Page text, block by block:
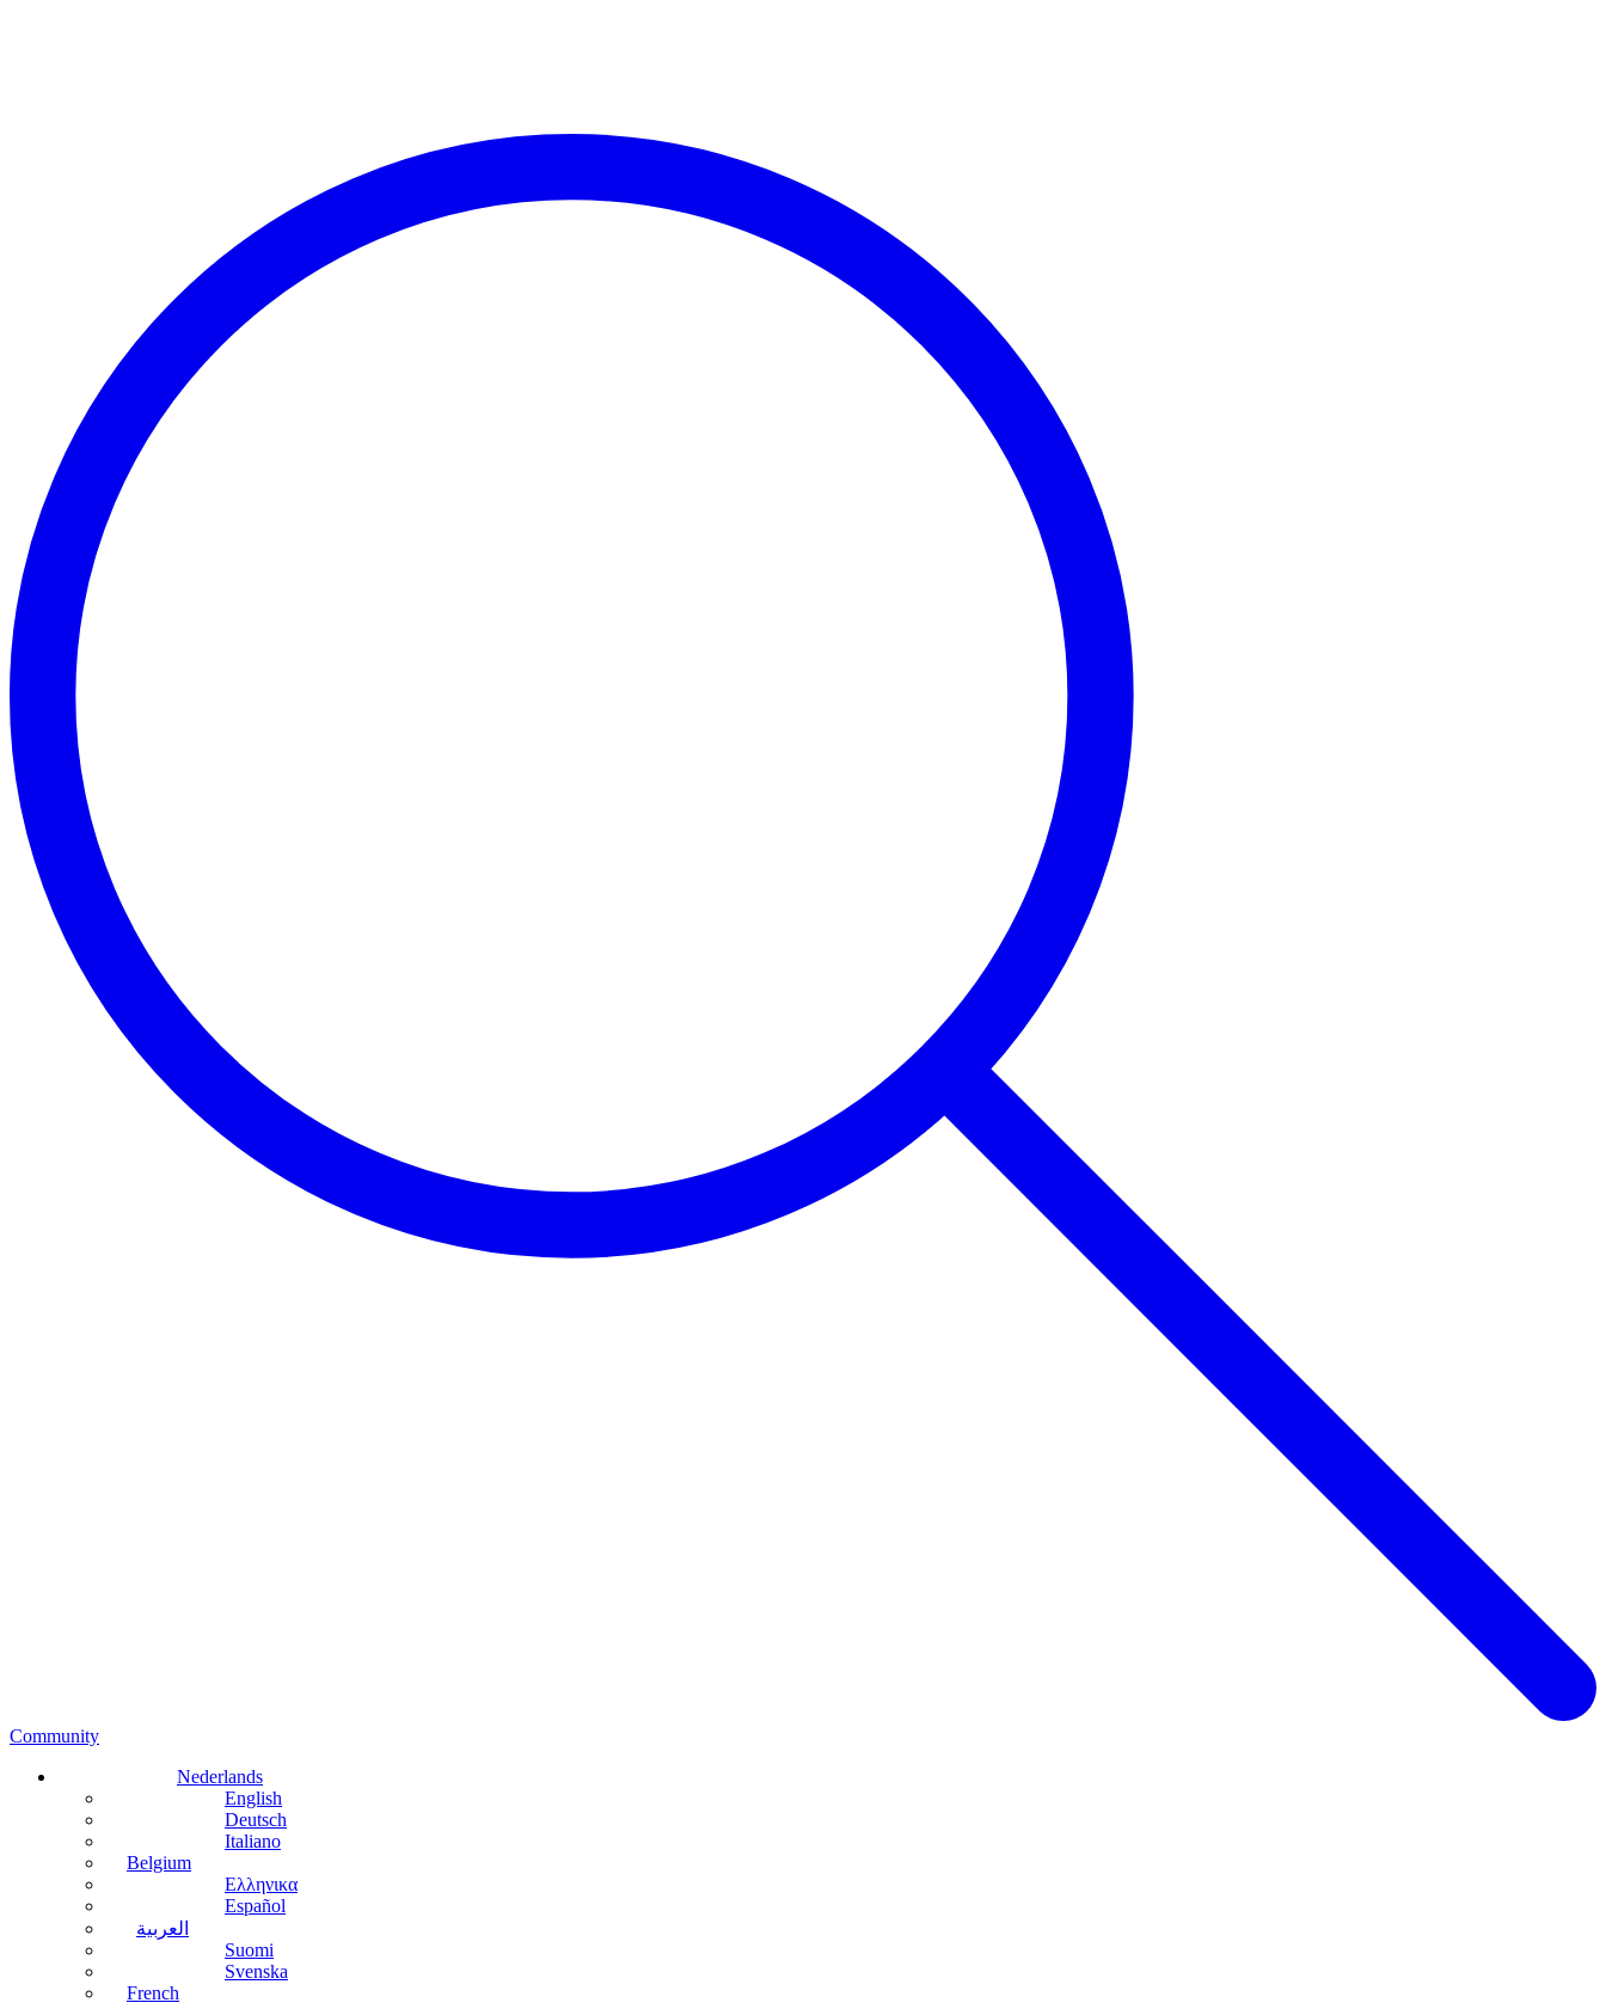
Community
Nederlands
English
Deutsch
Italiano
Belgium
Ελληνικα
Español
العربية
Suomi
Svenska
French